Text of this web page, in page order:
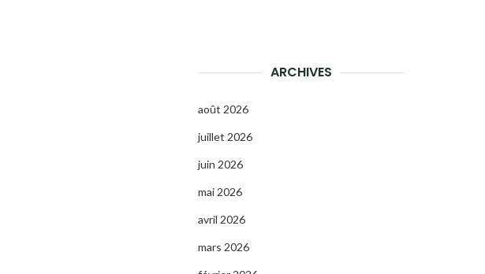
ARCHIVES
août 2026
juillet 2026
juin 2026
mai 2026
avril 2026
mars 2026